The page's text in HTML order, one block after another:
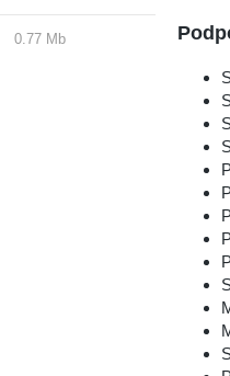
0.77 Mb